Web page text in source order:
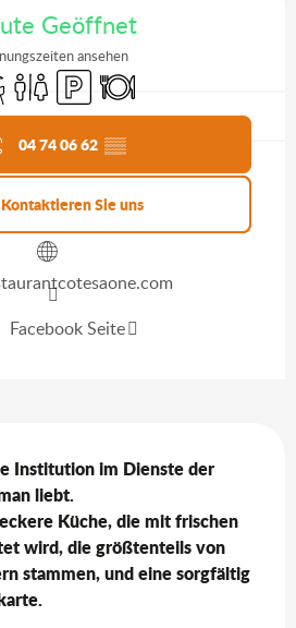
Geöffnet
ansehen
ToilettenParkplatzRestaurant
Agenda
04 74 06 62 ▒▒
Kontaktieren Sie uns
Facebook Seite
Institution im Dienste der
liebt.
Küche, die mit frischen
wird, die größtenteils von
stammen, und eine sorgfältig